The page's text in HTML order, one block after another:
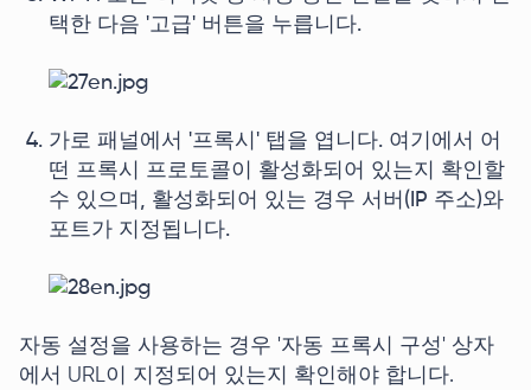
택한 다음 '고급' 버튼을 누릅니다.
가로 패널에서 '프록시' 탭을 엽니다. 여기에서 어
떤 프록시 프로토콜이 활성화되어 있는지 확인할
수 있으며, 활성화되어 있는 경우 서버(IP 주소)와
포트가 지정됩니다.
자동 설정을 사용하는 경우 '자동 프록시 구성' 상자
에서 URL이 지정되어 있는지 확인해야 합니다.